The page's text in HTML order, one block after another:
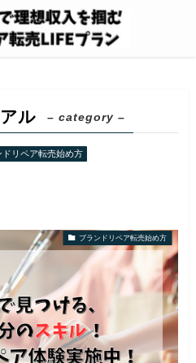
ル – category –
ドリペア転売始め方
ブランドリペア転売始め方